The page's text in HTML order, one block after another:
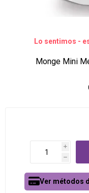
Lo sentimos -
Monge Mini
i
h
Ver métodos